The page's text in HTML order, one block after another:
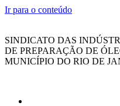
Ir para o conteúdo
SINDICATO DAS
DE PREPARAÇÃO DE
MUNICÍPIO DO RIO DE